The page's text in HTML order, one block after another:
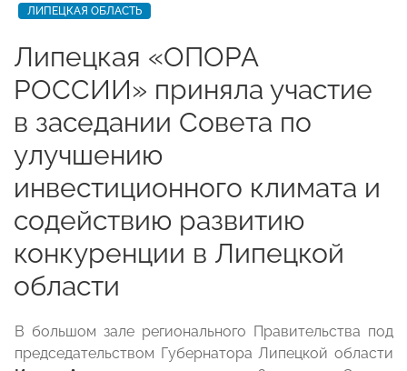
ЛИПЕЦКАЯ ОБЛАСТЬ
Липецкая «ОПОРА
РОССИИ» приняла участие
в заседании Совета по
улучшению
инвестиционного климата и
содействию развитию
конкуренции в Липецкой
области
В большом зале регионального Правительства под
председательством Губернатора Липецкой области